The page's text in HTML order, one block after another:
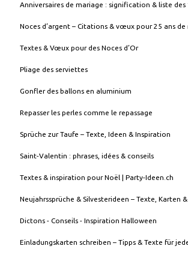
Anniversaires de mariage : signification & liste des
Noces d’argent – Citations & vœux pour 25 ans de
Textes & Vœux pour des Noces d’Or
Pliage des serviettes
Gonfler des ballons en aluminium
Repasser les perles comme le repassage
Sprüche zur Taufe – Texte, Ideen & Inspiration
Saint-Valentin : phrases, idées & conseils
Textes & inspiration pour Noël | Party-Ideen.ch
Neujahrssprüche & Silvesterideen – Texte, Karten
Dictons - Conseils - Inspiration Halloween
Einladungskarten schreiben – Tipps & Texte für